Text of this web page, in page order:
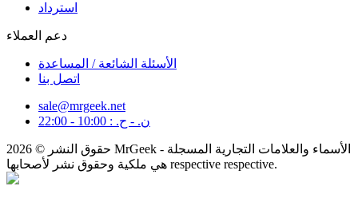
استرداد
الأسئلة الشائعة / المساعدة
اتصل بنا
sale@mrgeek.net
ن. - ح. : 10:00 - 22:00
حقوق النشر © 2026 MrGeek - الأسماء والعلامات التجارية المسجلة
هي ملكية وحقوق نشر لأصحابها respective respective.